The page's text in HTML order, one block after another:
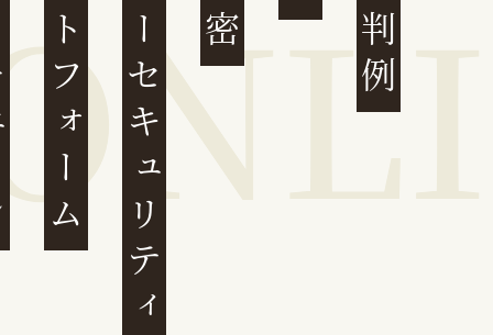
サイバーセキュリティ